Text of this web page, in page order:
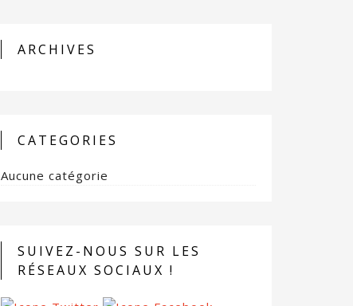
ARCHIVES
CATEGORIES
Aucune catégorie
SUIVEZ-NOUS SUR LES
RÉSEAUX SOCIAUX !